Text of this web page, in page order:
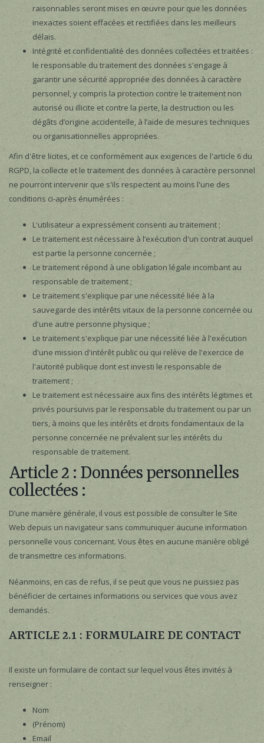
raisonnables seront mises en œuvre pour que les données
inexactes soient effacées et rectifiées dans les meilleurs
délais.
Intégrité et confidentialité des données collectées et traitées :
le responsable du traitement des données s'engage à
garantir une sécurité appropriée des données à caractère
personnel, y compris la protection contre le traitement non
autorisé ou illicite et contre la perte, la destruction ou les
dégâts d’origine accidentelle, à l’aide de mesures techniques
ou organisationnelles appropriées.
Afin d'être licites, et ce conformément aux exigences de l'article 6 du
RGPD, la collecte et le traitement des données à caractère personnel
ne pourront intervenir que s'ils respectent au moins l'une des
conditions ci-après énumérées :
L'utilisateur a expressément consenti au traitement ;
Le traitement est nécessaire à l’exécution d'un contrat auquel
est partie la personne concernée ;
Le traitement répond à une obligation légale incombant au
responsable de traitement ;
Le traitement s'explique par une nécessité liée à la
sauvegarde des intérêts vitaux de la personne concernée ou
d'une autre personne physique ;
Le traitement s'explique par une nécessité liée à l'exécution
d'une mission d'intérêt public ou qui relève de l'exercice de
l'autorité publique dont est investi le responsable de
traitement ;
Le traitement est nécessaire aux fins des intérêts légitimes et
privés poursuivis par le responsable du traitement ou par un
tiers, à moins que les intérêts et droits fondamentaux de la
personne concernée ne prévalent sur les intérêts du
responsable de traitement.
Article 2 : Données personnelles
collectées :
D’une manière générale, il vous est possible de consulter le Site
Web depuis un navigateur sans communiquer aucune information
personnelle vous concernant. Vous êtes en aucune manière obligé
de transmettre ces informations.
Néanmoins, en cas de refus, il se peut que vous ne puissiez pas
bénéficier de certaines informations ou services que vous avez
demandés.
ARTICLE 2.1 : FORMULAIRE DE CONTACT
Il existe un formulaire de contact sur lequel vous êtes invités à
renseigner :
Nom
(Prénom)
Email